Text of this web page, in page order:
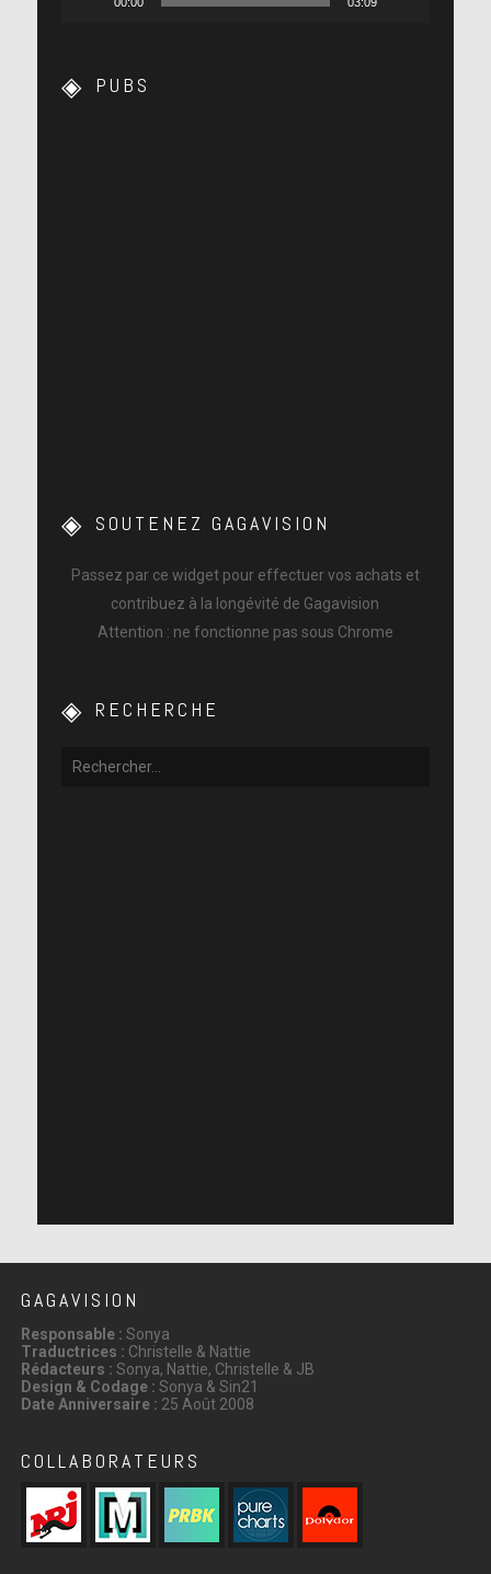
PUBS
SOUTENEZ GAGAVISION
Passez par ce widget pour effectuer vos achats et
contribuez à la longévité de Gagavision
Attention : ne fonctionne pas sous Chrome
RECHERCHE
GAGAVISION
Responsable : Sonya
Traductrices : Christelle & Nattie
Rédacteurs : Sonya, Nattie, Christelle & JB
Design & Codage : Sonya & Sin21
Date Anniversaire : 25 Août 2008
COLLABORATEURS